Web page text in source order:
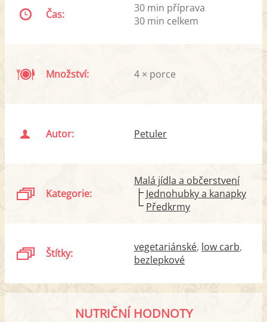
Čas:
30 min příprava
30 min celkem
Množství: 4 × porce
Autor: Petuler
Kategorie:
Malá jídla a občerstvení
Jednohubky a kanapky
Předkrmy
Štítky: vegetariánské low carb
bezlepkové
NUTRIČNÍ HODNOTY